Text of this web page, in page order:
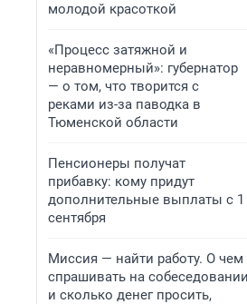
молодой красоткой
«Процесс затяжной и
неравномерный»: губернатор
— о том, что творится с
реками из-за паводка в
Тюменской области
Пенсионеры получат
прибавку: кому придут
дополнительные выплаты с 1
сентября
Миссия — найти работу. О чем
спрашивать на собеседовании
и сколько денег просить,